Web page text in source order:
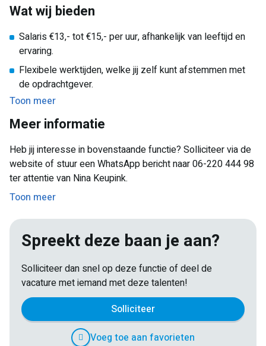
Wat wij bieden
Salaris €13,- tot €15,- per uur, afhankelijk van leeftijd en
ervaring.
Flexibele werktijden, welke jij zelf kunt afstemmen met
de opdrachtgever.
Je doet ervaring op in de vastgoed & makelaardij sector!
Toon meer
Meer informatie
Heb jij interesse in bovenstaande functie? Solliciteer via de
website of stuur een WhatsApp bericht naar 06-220 444 98
ter attentie van Nina Keupink.
Toon meer
Spreekt deze baan je aan?
Solliciteer dan snel op deze functie of deel de
vacature met iemand met deze talenten!
Solliciteer
Voeg toe aan favorieten